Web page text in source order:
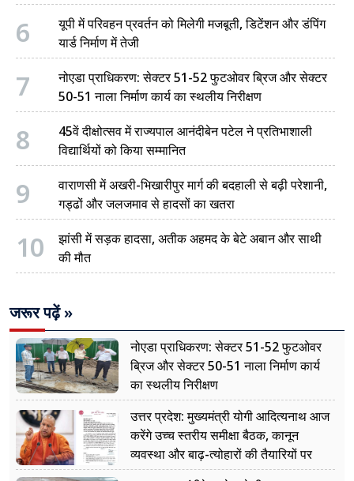
6
यूपी में परिवहन प्रवर्तन को मिलेगी मजबूती, डिटेंशन और डंपिंग
यार्ड निर्माण में तेजी
7
नोएडा प्राधिकरण: सेक्टर 51-52 फुटओवर ब्रिज और सेक्टर
50-51 नाला निर्माण कार्य का स्थलीय निरीक्षण
8
45वें दीक्षोत्सव में राज्यपाल आनंदीबेन पटेल ने प्रतिभाशाली
विद्यार्थियों को किया सम्मानित
9
वाराणसी में अखरी-भिखारीपुर मार्ग की बदहाली से बढ़ी परेशानी,
गड्ढों और जलजमाव से हादसों का खतरा
10
झांसी में सड़क हादसा, अतीक अहमद के बेटे अबान और साथी
की मौत
जरूर पढ़ें »
नोएडा प्राधिकरण: सेक्टर 51-52 फुटओवर
ब्रिज और सेक्टर 50-51 नाला निर्माण कार्य
का स्थलीय निरीक्षण
उत्तर प्रदेश: मुख्यमंत्री योगी आदित्यनाथ आज
करेंगे उच्च स्तरीय समीक्षा बैठक, कानून
व्यवस्था और बाढ़-त्योहारों की तैयारियों पर
नजर